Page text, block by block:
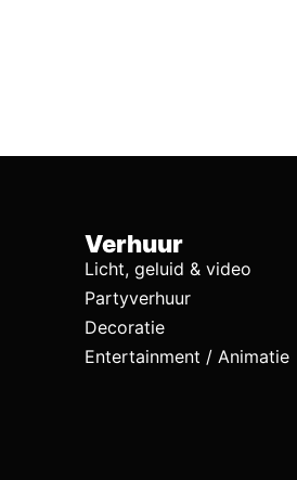
Verhuur
Licht, geluid & video
Partyverhuur
Decoratie
Entertainment / Animatie